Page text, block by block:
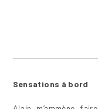
Sensations à bord